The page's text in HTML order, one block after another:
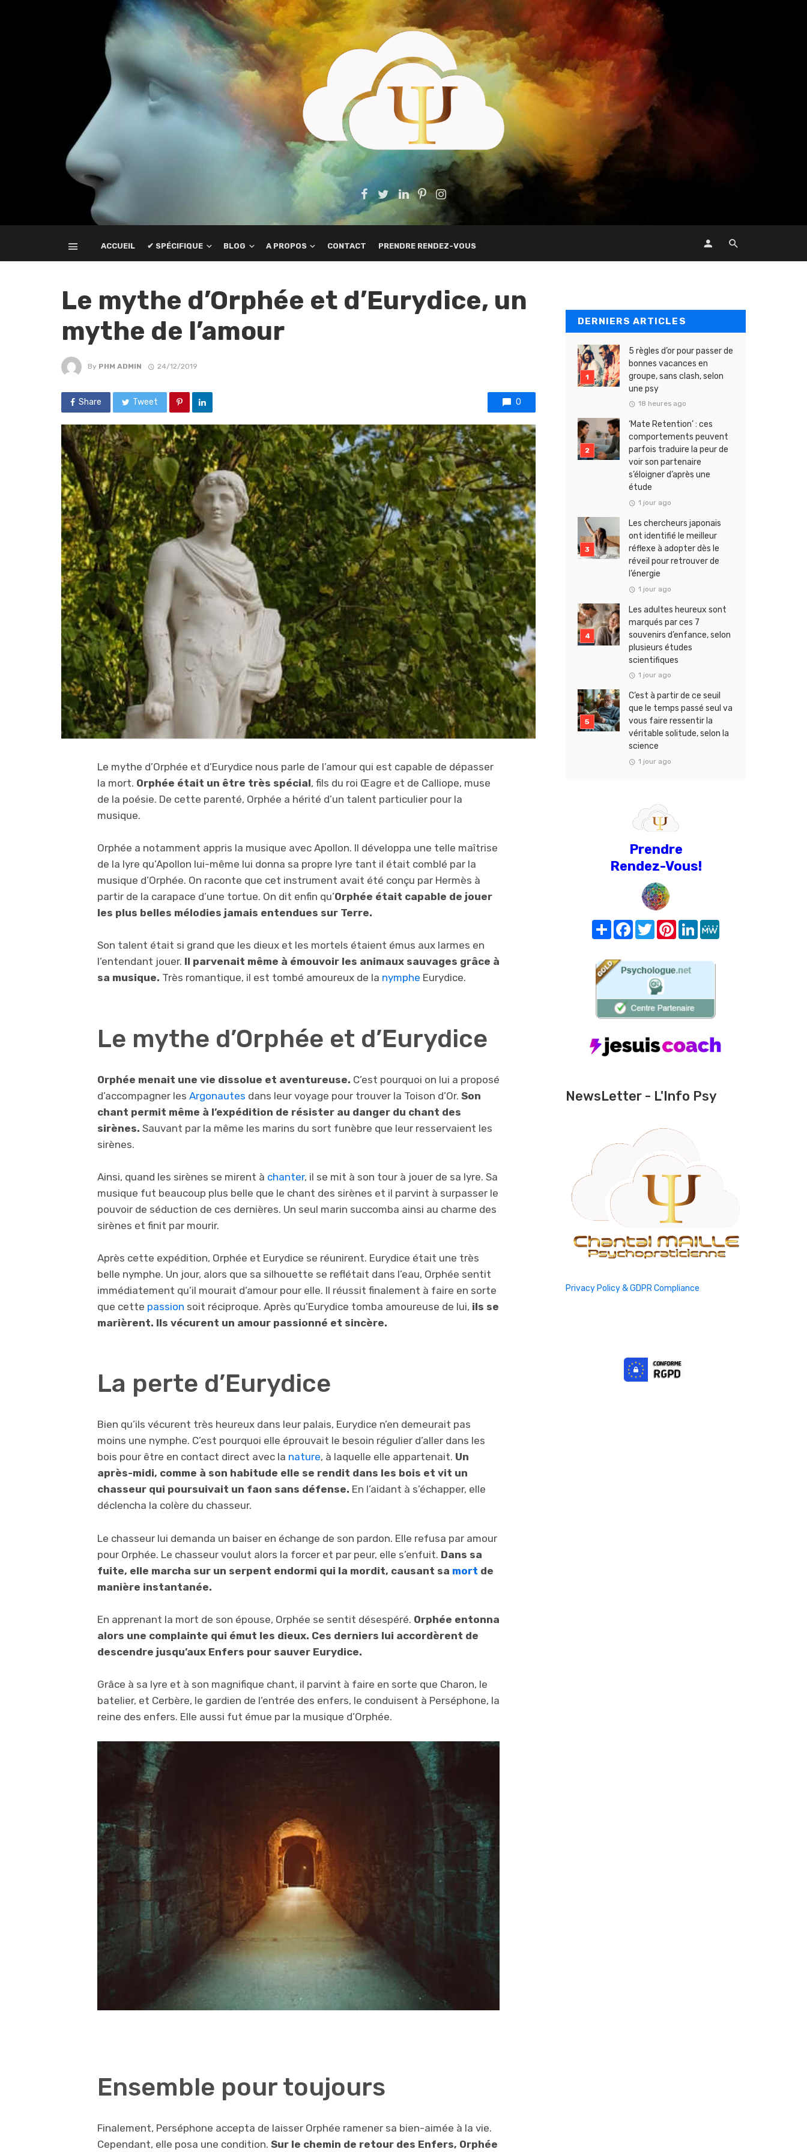
ACCUEIL ✔ SPÉCIFIQUE BLOG A PROPOS CONTACT PRENDRE RENDEZ-VOUS
Le mythe d’Orphée et d’Eurydice, un
mythe de l’amour
By PHM ADMIN 24/12/2019
Share Tweet 0
Le mythe d’Orphée et d’Eurydice nous parle de l’amour qui est capable de dépasser
la mort. Orphée était un être très spécial, fils du roi Œagre et de Calliope, muse
de la poésie. De cette parenté, Orphée a hérité d’un talent particulier pour la
musique.
Orphée a notamment appris la musique avec Apollon. Il développa une telle maîtrise
de la lyre qu’Apollon lui-même lui donna sa propre lyre tant il était comblé par la
musique d’Orphée. On raconte que cet instrument avait été conçu par Hermès à
partir de la carapace d’une tortue. On dit enfin qu’Orphée était capable de jouer
les plus belles mélodies jamais entendues sur Terre.
Son talent était si grand que les dieux et les mortels étaient émus aux larmes en
l’entendant jouer. Il parvenait même à émouvoir les animaux sauvages grâce à
sa musique. Très romantique, il est tombé amoureux de la nymphe Eurydice.
Le mythe d’Orphée et d’Eurydice
Orphée menait une vie dissolue et aventureuse. C’est pourquoi on lui a proposé
d’accompagner les Argonautes dans leur voyage pour trouver la Toison d’Or. Son
chant permit même à l’expédition de résister au danger du chant des
sirènes. Sauvant par la même les marins du sort funèbre que leur resservaient les
sirènes.
Ainsi, quand les sirènes se mirent à chanter, il se mit à son tour à jouer de sa lyre. Sa
musique fut beaucoup plus belle que le chant des sirènes et il parvint à surpasser le
pouvoir de séduction de ces dernières. Un seul marin succomba ainsi au charme des
sirènes et finit par mourir.
Après cette expédition, Orphée et Eurydice se réunirent. Eurydice était une très
belle nymphe. Un jour, alors que sa silhouette se reflétait dans l’eau, Orphée sentit
immédiatement qu’il mourait d’amour pour elle. Il réussit finalement à faire en sorte
que cette passion soit réciproque. Après qu’Eurydice tomba amoureuse de lui, ils se
marièrent. Ils vécurent un amour passionné et sincère.
La perte d’Eurydice
Bien qu’ils vécurent très heureux dans leur palais, Eurydice n’en demeurait pas
moins une nymphe. C’est pourquoi elle éprouvait le besoin régulier d’aller dans les
bois pour être en contact direct avec la nature, à laquelle elle appartenait. Un
après-midi, comme à son habitude elle se rendit dans les bois et vit un
chasseur qui poursuivait un faon sans défense. En l’aidant à s’échapper, elle
déclencha la colère du chasseur.
Le chasseur lui demanda un baiser en échange de son pardon. Elle refusa par amour
pour Orphée. Le chasseur voulut alors la forcer et par peur, elle s’enfuit. Dans sa
fuite, elle marcha sur un serpent endormi qui la mordit, causant sa mort de
manière instantanée.
En apprenant la mort de son épouse, Orphée se sentit désespéré. Orphée entonna
alors une complainte qui émut les dieux. Ces derniers lui accordèrent de
descendre jusqu’aux Enfers pour sauver Eurydice.
Grâce à sa lyre et à son magnifique chant, il parvint à faire en sorte que Charon, le
batelier, et Cerbère, le gardien de l’entrée des enfers, le conduisent à Perséphone, la
reine des enfers. Elle aussi fut émue par la musique d’Orphée.
Ensemble pour toujours
Finalement, Perséphone accepta de laisser Orphée ramener sa bien-aimée à la vie.
Cependant, elle posa une condition. Sur le chemin de retour des Enfers, Orphée
DERNIERS ARTICLES
5 règles d’or pour passer de
bonnes vacances en
groupe, sans clash, selon
une psy
18 heures ago
‘Mate Retention’ : ces
comportements peuvent
parfois traduire la peur de
voir son partenaire
s’éloigner d’après une
étude
1 jour ago
Les chercheurs japonais
ont identifié le meilleur
réflexe à adopter dès le
réveil pour retrouver de
l’énergie
1 jour ago
Les adultes heureux sont
marqués par ces 7
souvenirs d’enfance, selon
plusieurs études
scientifiques
1 jour ago
C’est à partir de ce seuil
que le temps passé seul va
vous faire ressentir la
véritable solitude, selon la
science
1 jour ago
Prendre
Rendez-Vous!
Share FacebookTwitterPinterest
LinkedIn
NewsLetter - L'Info Psy
Privacy Policy & GDPR Compliance